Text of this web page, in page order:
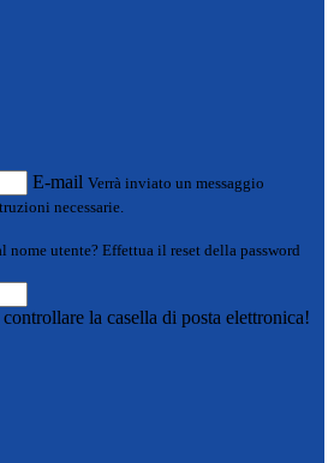
E-mail Verrà inviato un messaggio
necessarie.
nome utente? Effettua il reset della password
la casella di posta elettronica!